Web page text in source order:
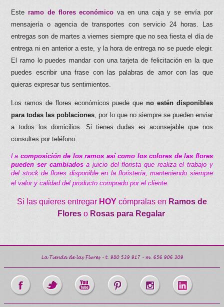
Esteramo de flores económico va en una caja y se envía por
mensajería o agencia de transportes con servicio 24 horas. Las
entregas son de martes a viernes siempre que no sea fiesta el día de
entrega ni en anterior a este, y la hora de entrega no se puede elegir.
El ramo lo puedes mandar con una tarjeta de felicitación en la que
puedes escribir una frase con las palabras de amor con las que
quieras expresar tus sentimientos.
Los ramos de flores económicos puede que no estén disponibles
para todas las poblaciones , por lo que no siempre se pueden enviar
a todos los domicilios. Si tienes dudas es aconsejable que nos
consultes por teléfono.
La composición de los ramos así como los colores de las flores
pueden ser cambiadosa juicio del florista que realiza el trabajo y
del stock de flores disponible en la floristería, manteniendo siempre
el valor y calidad del producto comprado por el cliente.
Si las quieres entregar HOY cómpralas en Ramos de
Floreso Rosas para Regalar
La Tienda de las Flores- t. 980 539 917- m. 656 906 309